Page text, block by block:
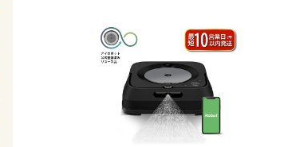
保全 エコ米 おにぎり おむすび 弁当
朝食 ごはん ご飯 主食 ギフト 贈答
用 藤井商店 千葉 東金